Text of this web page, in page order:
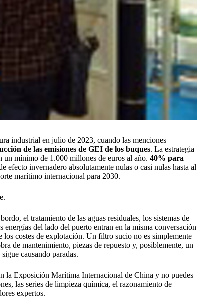
industrial en julio de 2023, cuando las menciones
de las emisiones de GEI de los buques. La estrategia
un mínimo de 1.000 millones de euros al año. 40% para
efecto invernadero absolutamente nulas o casi nulas hasta al
marítimo internacional para 2030.
el tratamiento de las aguas residuales, los sistemas de
del lado del puerto entran en la misma conversación
los costes de explotación. Un filtro sucio no es simplemente
de mantenimiento, piezas de repuesto y, posiblemente, un
causando paradas.
la Exposición Marítima Internacional de China y no puedes
las series de limpieza química, el razonamiento de
expertos.